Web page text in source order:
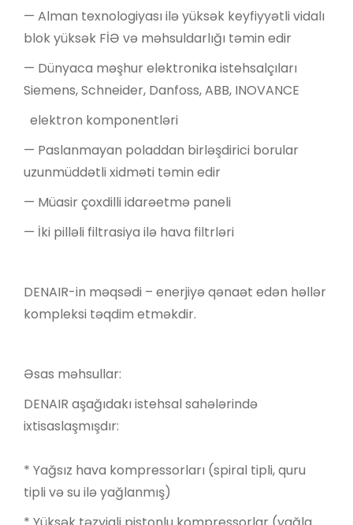
— Alman texnologiyası ilə yüksək keyfiyyətli vidalı
blok yüksək FİƏ və məhsuldarlığı təmin edir
— Dünyaca məşhur elektronika istehsalçıları
Siemens, Schneider, Danfoss, ABB, INOVANCE
elektron komponentləri
— Paslanmayan poladdan birləşdirici borular
uzunmüddətli xidməti təmin edir
— Müasir çoxdilli idarəetmə paneli
— İki pilləli filtrasiya ilə hava filtrləri
DENAIR-in məqsədi – enerjiyə qənaət edən həllər
kompleksi təqdim etməkdir.
Əsas məhsullar:
DENAIR aşağıdakı istehsal sahələrində
ixtisaslaşmışdır:
* Yağsız hava kompressorları (spiral tipli, quru
tipli və su ilə yağlanmış)